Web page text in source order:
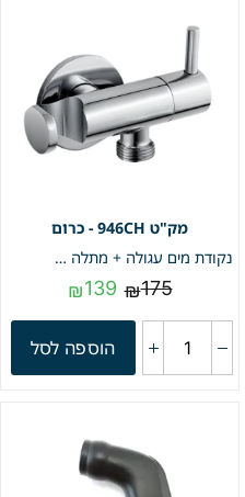
946CH - כרום
נקודת מים עגולה + מתלה + ברז | כרום | מק"ט 946CH
₪175
₪139
הוספה לסל